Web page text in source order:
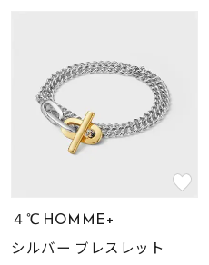
４℃ HOMME+
シルバー ブレスレット